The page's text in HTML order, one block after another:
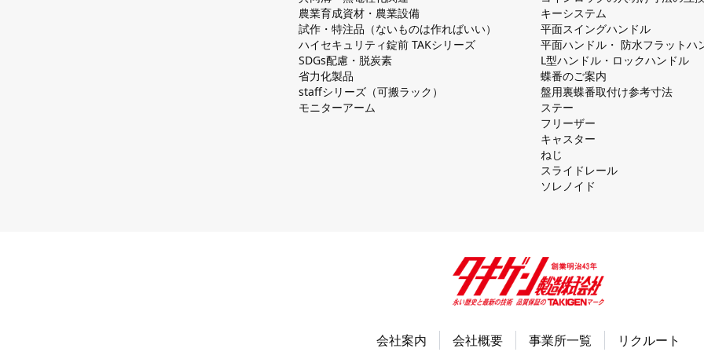
農業育成資材・農業設備
試作・特注品（ないものは作ればいい）
ハイセキュリティ錠前 TAKシリーズ
SDGs配慮・脱炭素
省力化製品
staffシリーズ（可搬ラック）
モニターアーム
キーシステム
平⾯スイングハンドル
平⾯ハンドル・ 防⽔フラットハ
L型ハンドル・ロックハンドル
蝶番のご案内
盤⽤裏蝶番取付け参考⼨法
ステー
フリーザー
キャスター
ねじ
スライドレール
ソレノイド
会社案内 会社概要 事業所一覧 リクルート